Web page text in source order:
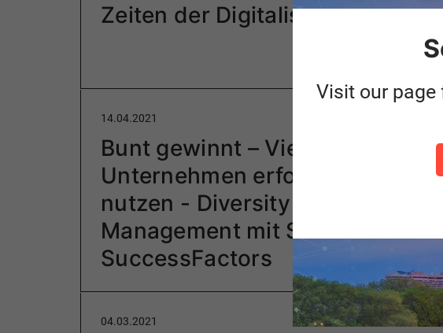
Zeiten der Digitalisierung
14.04.2021
Bunt gewinnt – Vielfalt im
Unternehmen erfolgreich
nutzen - Diversity
Management mit SAP
SuccessFactors
04.03.2021
Visit our